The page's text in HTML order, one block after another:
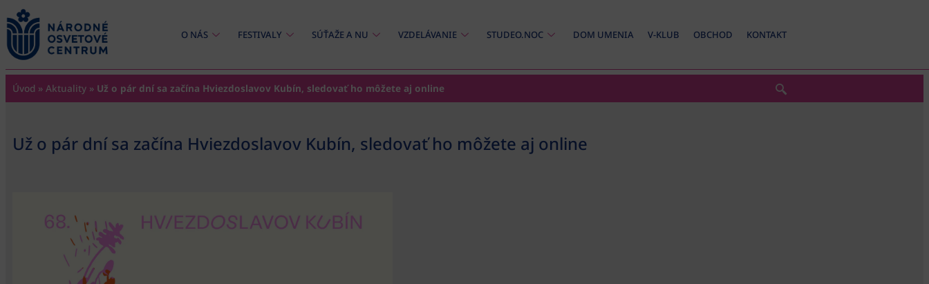
content
O NÁS FESTIVALY SÚŤAŽE A NU VZDELÁVANIE STUDEO.NOC DOM UMENIA V-KLUB OBCHOD KONTAKT
Úvod » Aktuality » Už o pár dní sa začína Hviezdoslavov Kubín, sledovať ho môžete aj online
Už o pár dní sa začína Hviezdoslavov Kubín, sledovať ho môžete aj online